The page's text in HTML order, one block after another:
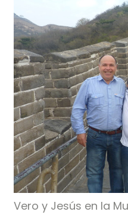
Vero y Jesús en la